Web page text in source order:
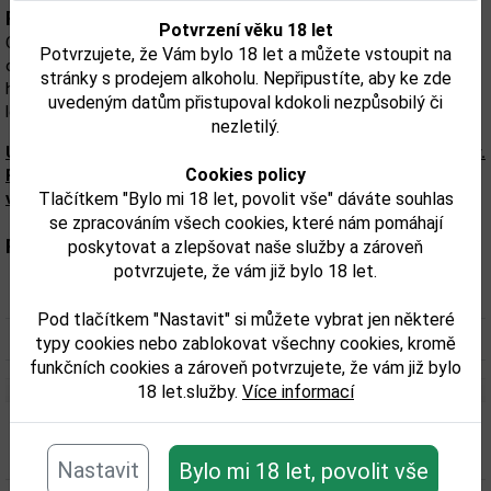
Potvrzení věku 18 let
Potvrzujete, že Vám bylo 18 let a můžete vstoupit na
stránky s prodejem alkoholu. Nepřipustíte, aby ke zde
uvedeným datům přistupoval kdokoli nezpůsobilý či
nezletilý.
Cookies policy
Tlačítkem "Bylo mi 18 let, povolit vše" dáváte souhlas
se zpracováním všech cookies, které nám pomáhají
poskytovat a zlepšovat naše služby a zároveň
potvrzujete, že vám již bylo 18 let.
Pod tlačítkem "Nastavit" si můžete vybrat jen některé
typy cookies nebo zablokovat všechny cookies, kromě
funkčních cookies a zároveň potvrzujete, že vám již bylo
18 let.služby. Více informací
Nastavit Bylo mi 18 let, povolit vše
Popis:
Crown Royal Black je odvážnější, tmavší a robustnější whisky s
obsahem alkoholu 45% , ale s typickou jemností Crown Royal. Má
hlubší dubové pozadí s tmavými, sladkými, javorovými tóny a
lehkou vanilkovou příchutí ke konci.
Upozorňujeme, že tento produkt může obsahovat alergeny.
Přesné složení a alergeny jsou k dispozici na obalu
výrobku. Zkontrolujte prosím před konzumací.
Parametry:
Objem obalu (L): 1
Související zboží